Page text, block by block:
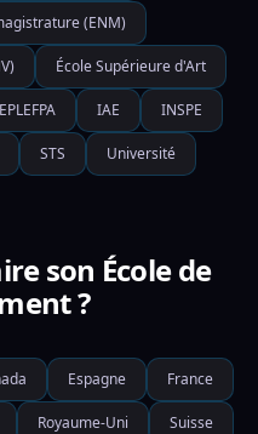
(ENM)
École Supérieure d'Art
EPLEFPA IAE INSPE
STS Université
son École de
?
Espagne France
Royaume-Uni Suisse